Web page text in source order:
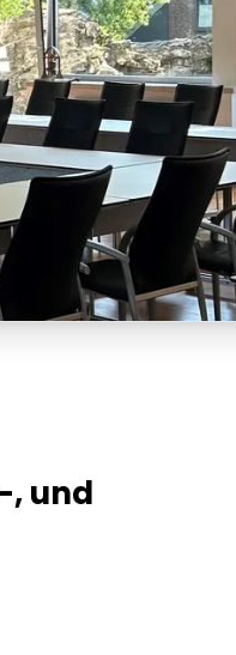
, und